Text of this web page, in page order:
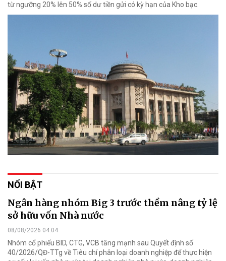
từ ngưỡng 20% lên 50% số dư tiền gửi có kỳ hạn của Kho bạc.
NỔI BẬT
Ngân hàng nhóm Big 3 trước thềm nâng tỷ lệ
sở hữu vốn Nhà nước
08/08/2026 04:04
Nhóm cổ phiếu BID, CTG, VCB tăng mạnh sau Quyết định số
40/2026/QĐ-TTg về Tiêu chí phân loại doanh nghiệp để thực hiện